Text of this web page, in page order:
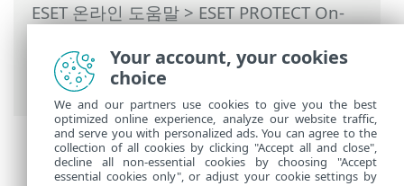
ESET 온라인 도움말>ESET PROTECT On-
ESET PROTECT On-Prem 기본 메뉴>작업
클라이언트 작업
Your account, your cookies
choice
We and our partners use cookies to give you the best
optimized online experience, analyze our website traffic,
and serve you with personalized ads. You can agree to the
collection of all cookies by clicking "Accept all and close",
decline all non-essential cookies by choosing "Accept
essential cookies only", or adjust your cookie settings by